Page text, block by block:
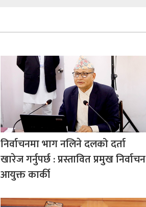
निर्वाचनमा भाग नलिने दलको दर्ता
खारेज गर्नुपर्छ : प्रस्तावित प्रमुख निर्वाचन
आयुक्त कार्की